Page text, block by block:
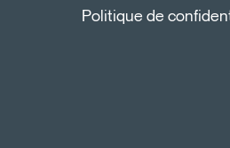
Politique de